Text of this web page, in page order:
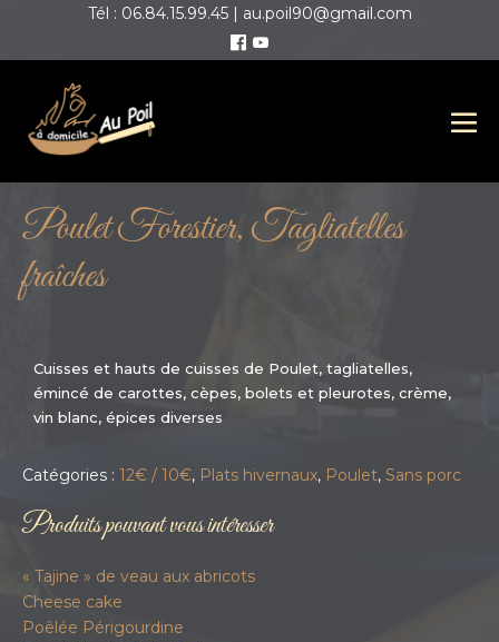
Tél : 06.84.15.99.45 | au.poil90@gmail.com
Poulet Forestier, Tagliatelles
fraîches
Cuisses et hauts de cuisses de Poulet, tagliatelles,
émincé de carottes, cèpes, bolets et pleurotes, crème,
vin blanc, épices diverses
Catégories : 12€ / 10€, Plats hivernaux, Poulet, Sans porc
Produits pouvant vous intéresser
« Tajine » de veau aux abricots
Cheese cake
Poêlée Périgourdine